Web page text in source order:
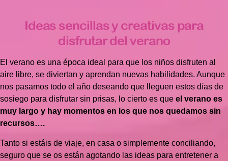
Ideas sencillas y creativas para
disfrutar del verano
El verano es una época ideal para que los niños disfruten al
aire libre, se diviertan y aprendan nuevas habilidades. Aunque
nos pasamos todo el año deseando que lleguen estos días de
sosiego para disfrutar sin prisas, lo cierto es que el verano es
muy largo y hay momentos en los que nos quedamos sin
recursos….
Tanto si estáis de viaje, en casa o simplemente conciliando,
seguro que se os están agotando las ideas para entretener a